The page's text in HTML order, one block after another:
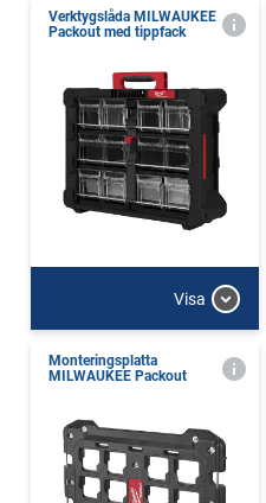
Verktygslåda MILWAUKEE
Packout med tippfack
Visa
Monteringsplatta
MILWAUKEE Packout